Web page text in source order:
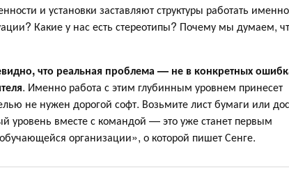
и установки заставляют структуры работать именно
Какие у нас есть стереотипы? Почему мы думаем,
что реальная проблема — не в конкретных
. Именно работа с этим глубинным уровнем принесет
не нужен дорогой софт. Возьмите лист бумаги или
уровень вместе с командой — это уже станет первым
организации», о которой пишет Сенге.